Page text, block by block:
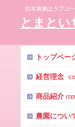
松本農園はラブコ
と まと
トップペー
経営理念
商品紹介
農園につい